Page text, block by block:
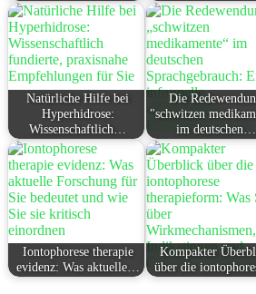
Natürliche Hilfe bei
Hyperhidrose:
Wissenschaftlich…
Die
"schwitzen
im deutschen…
Iontophorese therapie
evidenz: Was aktuelle…
Kompakter
über die